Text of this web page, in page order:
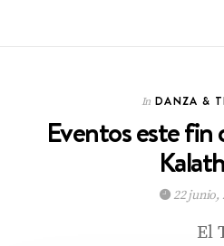
In DANZA &
Eventos este fin
22 junio,
El